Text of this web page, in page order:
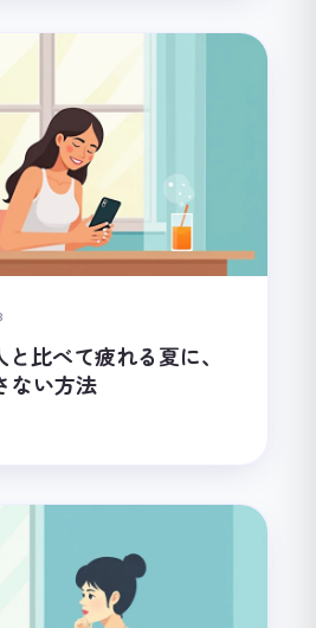
比べて疲れる夏に、
ない方法